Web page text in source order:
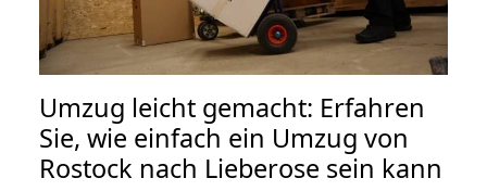
Umzug leicht gemacht: Erfahren
Sie, wie einfach ein Umzug von
Rostock nach Lieberose sein kann